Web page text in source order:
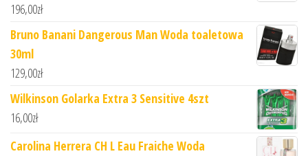
196,00zł
Bruno Banani Dangerous Man Woda toaletowa
30ml
129,00zł
Wilkinson Golarka Extra 3 Sensitive 4szt
16,00zł
Carolina Herrera CH L Eau Fraiche Woda